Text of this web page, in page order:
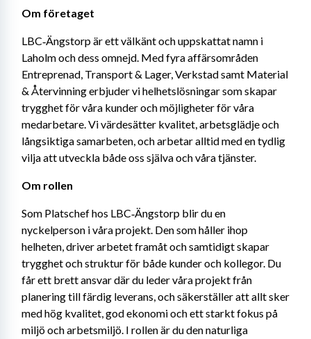
Om företaget
LBC‑Ängstorp är ett välkänt och uppskattat namn i
Laholm och dess omnejd. Med fyra affärsområden
Entreprenad, Transport & Lager, Verkstad samt Material
& Återvinning erbjuder vi helhetslösningar som skapar
trygghet för våra kunder och möjligheter för våra
medarbetare. Vi värdesätter kvalitet, arbetsglädje och
långsiktiga samarbeten, och arbetar alltid med en tydlig
vilja att utveckla både oss själva och våra tjänster.
Om rollen
Som Platschef hos LBC‑Ängstorp blir du en
nyckelperson i våra projekt. Den som håller ihop
helheten, driver arbetet framåt och samtidigt skapar
trygghet och struktur för både kunder och kollegor. Du
får ett brett ansvar där du leder våra projekt från
planering till färdig leverans, och säkerställer att allt sker
med hög kvalitet, god ekonomi och ett starkt fokus på
miljö och arbetsmiljö. I rollen är du den naturliga